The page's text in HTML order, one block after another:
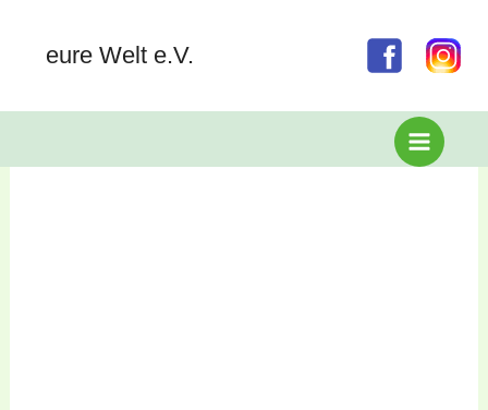
eure Welt e.V.
CO2 Fußabdruck